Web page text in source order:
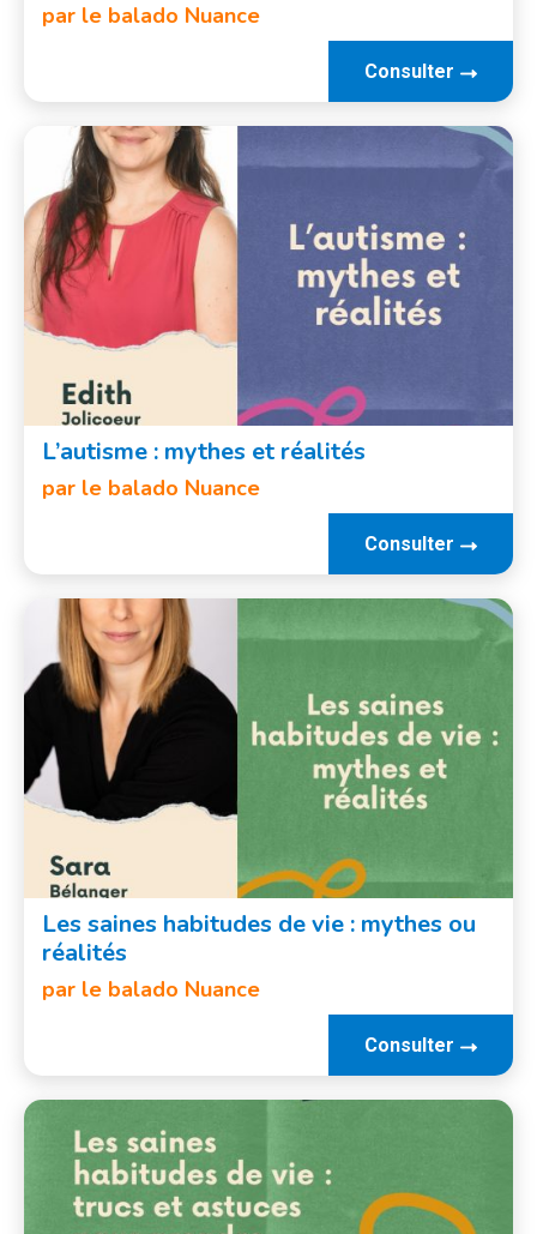
par le balado Nuance
Consulter
L’autisme : mythes et réalités
par le balado Nuance
Consulter
Les saines habitudes de vie : mythes ou
réalités
par le balado Nuance
Consulter